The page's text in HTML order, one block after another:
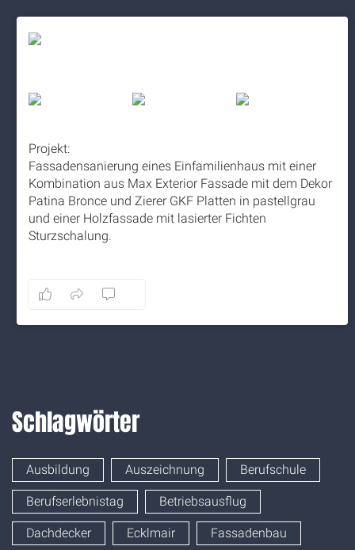
Projekt:
Fassadensanierung eines Einfamilienhaus mit einer
Kombination aus Max Exterior Fassade mit dem Dekor
Patina Bronce und Zierer GKF Platten in pastellgrau
und einer Holzfassade mit lasierter Fichten
Sturzschalung.
Schlagwörter
Ausbildung Auszeichnung Berufschule
Berufserlebnistag Betriebsausflug
Dachdecker Ecklmair Fassadenbau